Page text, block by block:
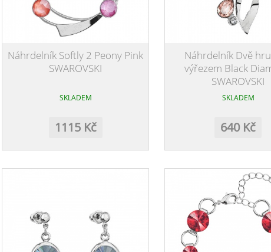
Náhrdelník Softly 2 Peony Pink
SWAROVSKI
SKLADEM
1115 Kč
Náhrdelník Dvě
výřezem Black
SWAROVSKI
SKLADEM
640 Kč